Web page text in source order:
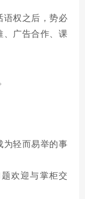
语权之后，势必
、广告合作、课
为轻而易举的事
欢迎与掌柜交